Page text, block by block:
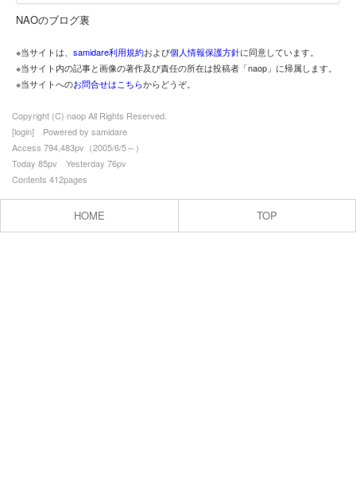
├no smork
▼travel
▼festival
▼gallery
▼favorite
├comics
NAOのブログ裏
※当サイトは、 samidare利用規約および個人情報保護方針に同意しています。
※当サイト内の記事と画像の著作及び責任の所在は投稿者「naop」に帰属します。
※当サイトへのお問合せはこちらからどうぞ。
Copyright (C) naop All Rights Reserved.
[login] Powered by samidare
Access 794,483pv（2005/6/5～）
Today 85pv Yesterday 76pv
Contents 412pages
HOME TOP